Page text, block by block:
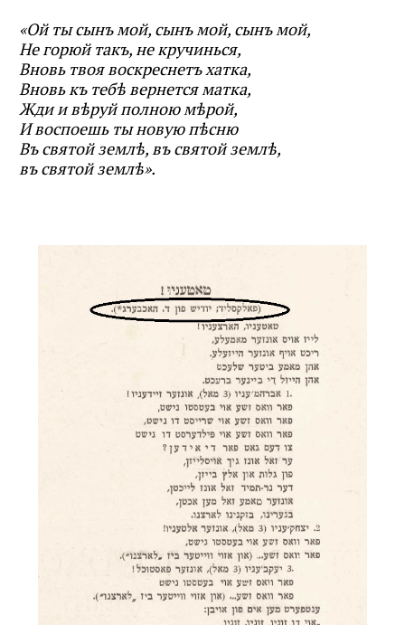
«Ой ты сынъ мой, сынъ мой, сынъ мой,
Не горюй такъ, не кручинься,
Вновь твоя воскреснетъ хатка,
Вновь къ тебѣ вернется матка,
Жди и вѣруй полною мѣрой,
И воспоешь ты новую пѣсню
Въ святой землѣ, въ святой землѣ,
въ святой землѣ».